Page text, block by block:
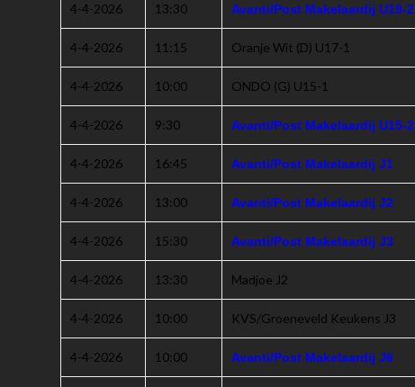
4-4-2026 13:30 Avanti/Post Makelaardij U19-2
4-4-2026 11:15 Oranje Wit (D) U17-1
4-4-2026 10:00 ONDO (G) U15-1
4-4-2026 9:30 Avanti/Post Makelaardij U15-2
4-4-2026 16:45 Avanti/Post Makelaardij J1
4-4-2026 13:00 Avanti/Post Makelaardij J2
4-4-2026 15:30 Avanti/Post Makelaardij J3
4-4-2026 13:30 Madjoe J2
4-4-2026 10:00 KVS/Groeneveld Keukens J3
4-4-2026 10:00 Avanti/Post Makelaardij J6